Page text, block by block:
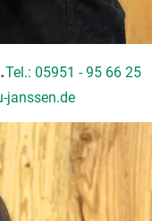
Tel.: 05951 - 95 66 25
janssen.de